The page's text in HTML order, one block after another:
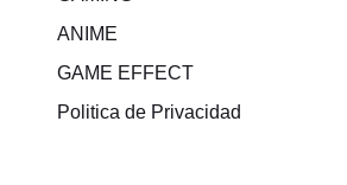
ANIME
GAME EFFECT
Politica de Privacidad